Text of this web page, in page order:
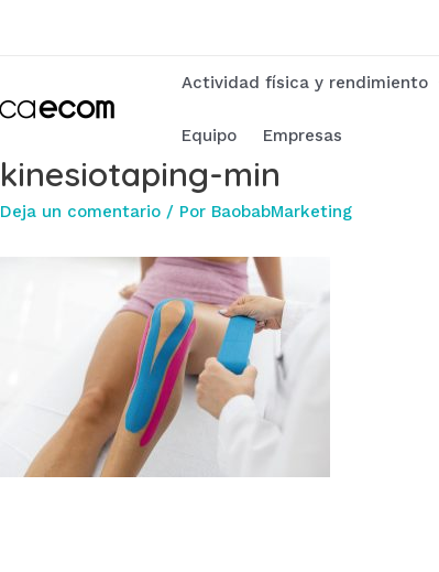
Actividad física y rendimiento
Equipo Empresas
kinesiotaping-min
Deja un comentario / Por BaobabMarketing